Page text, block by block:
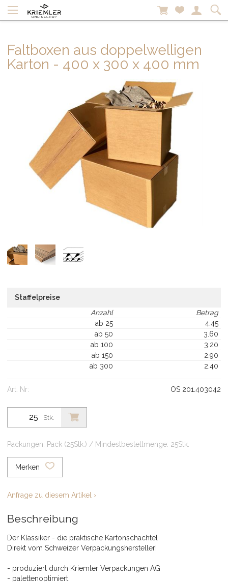
Faltboxen aus doppelwelligen
Karton - 400 x 300 x 400 mm
Staffelpreise
Anzahl
Betrag
ab 25
4.45
ab 50
3.60
ab 100
3.20
ab 150
2.90
ab 300
2.40
Art. Nr: OS 201.403042
Stk.
Packungen: Pack (25Stk.) / Mindestbestellmenge: 25Stk.
Merken
Anfrage zu diesem Artikel ›
Beschreibung
Der Klassiker - die praktische Kartonschachtel
Direkt vom Schweizer Verpackungshersteller!
- produziert durch Kriemler Verpackungen AG
- palettenoptimiert